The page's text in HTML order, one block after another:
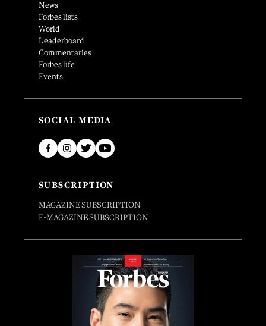
News
Forbes lists
World
Leaderboard
Commentaries
Forbes life
Events
SOCIAL MEDIA
SUBSCRIPTION
MAGAZINE SUBSCRIPTION
E-MAGAZINE SUBSCRIPTION